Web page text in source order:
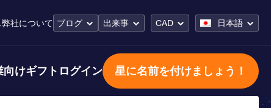
弊社について ブログ 出来事 CAD 日本語
向けギフト ログイン 星に名前を付けましょう！